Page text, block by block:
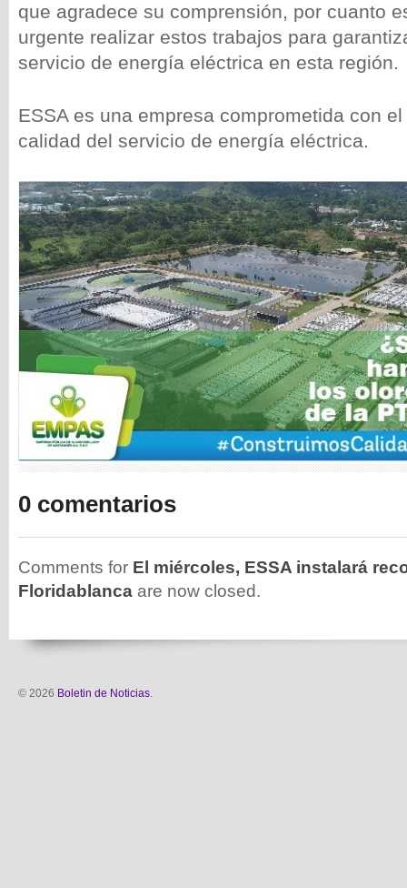
que agradece su comprensión, por cuanto
urgente realizar estos trabajos para
servicio de energía eléctrica en esta región.
ESSA es una empresa comprometida con
calidad del servicio de energía eléctrica.
0 comentarios
Comments for El miércoles, ESSA instalará
Floridablanca are now closed.
© 2026 Boletin de Noticias.